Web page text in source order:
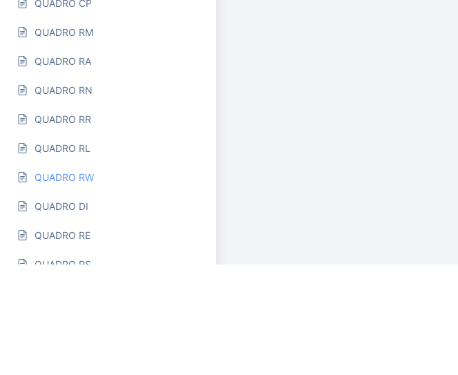
QUADRO CP
QUADRO RM
QUADRO RA
QUADRO RN
QUADRO RR
QUADRO RL
QUADRO RW
QUADRO DI
QUADRO RE
QUADRO RS